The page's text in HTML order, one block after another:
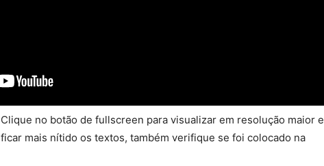
Clique no botão de fullscreen para visualizar em resolução maior e
ficar mais nítido os textos, também verifique se foi colocado na